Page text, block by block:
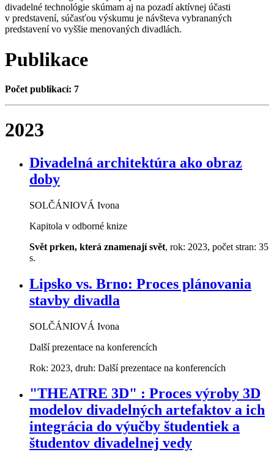
divadelné technológie skúmam aj na pozadí aktívnej účasti
v predstavení, súčasťou výskumu je návšteva vybrananých
predstavení vo vyššie menovaných divadlách.
Publikace
Počet publikací: 7
2023
Divadelná architektúra ako obraz
doby
SOLČÁNIOVÁ Ivona
Kapitola v odborné knize
Svět prken, která znamenají svět, rok: 2023, počet stran: 35
s.
Lipsko vs. Brno: Proces plánovania
stavby divadla
SOLČÁNIOVÁ Ivona
Další prezentace na konferencích
Rok: 2023, druh: Další prezentace na konferencích
"THEATRE 3D" : Proces výroby 3D
modelov divadelných artefaktov a ich
integrácia do výučby študentiek a
študentov divadelnej vedy